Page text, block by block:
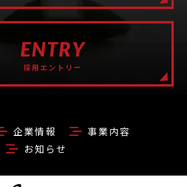
ENTRY
採用エントリー
企業情報
事業内容
お知らせ